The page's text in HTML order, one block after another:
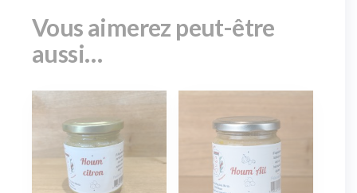
Vous aimerez peut-être
aussi…